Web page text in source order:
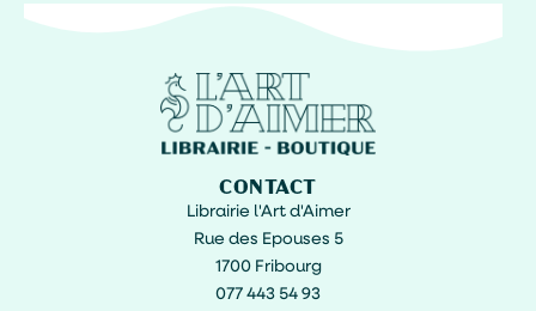
CONTACT
Librairie l'Art d'Aimer
Rue des Epouses 5
1700 Fribourg
077 443 54 93